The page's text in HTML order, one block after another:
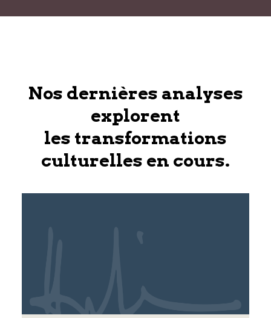
Nos dernières analyses
explorent
les transformations
culturelles en cours.